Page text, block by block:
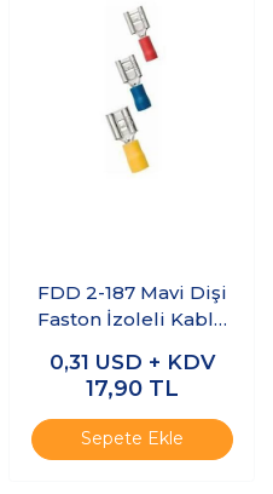
FDD 2-187 Mavi Dişi
Faston İzoleli Kablo
0,31 USD + KDV
17,90 TL
Sepete Ekle